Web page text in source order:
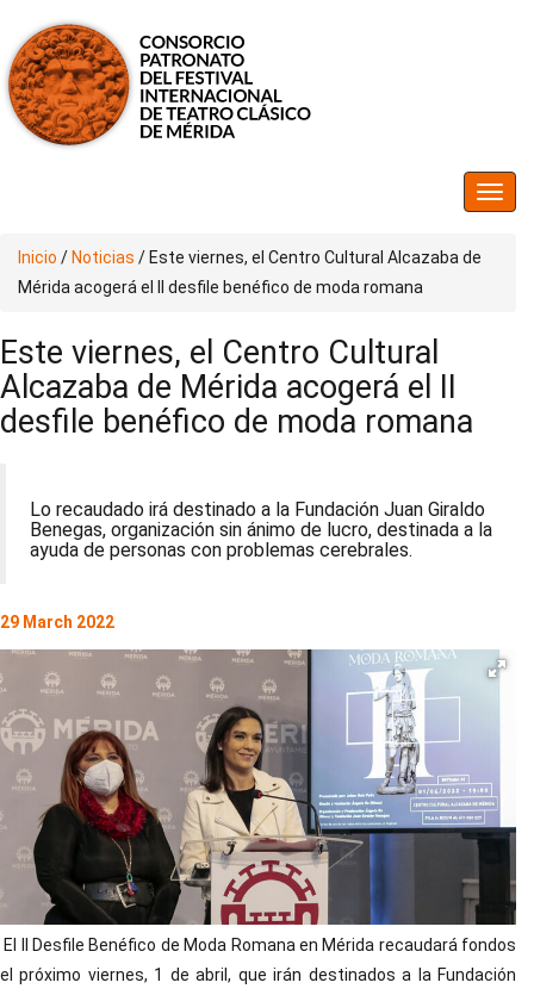
Inicio / Noticias / Este viernes, el Centro Cultural Alcazaba de
Mérida acogerá el II desfile benéfico de moda romana
Este viernes, el Centro Cultural
Alcazaba de Mérida acogerá el II
desfile benéfico de moda romana
Lo recaudado irá destinado a la Fundación Juan Giraldo
Benegas, organización sin ánimo de lucro, destinada a la
ayuda de personas con problemas cerebrales.
29 March 2022
El II Desfile Benéfico de Moda Romana en Mérida recaudará fondos
el próximo viernes, 1 de abril, que irán destinados a la Fundación